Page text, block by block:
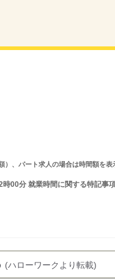
、パート求人の場合は時間額を表
00分 就業時間に関する特記事
(ハローワークより転載)